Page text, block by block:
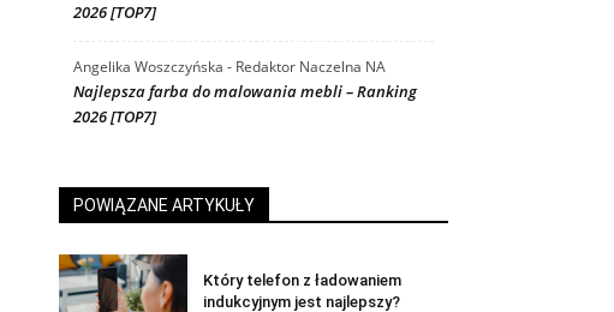
2026 [TOP7]
Angelika Woszczyńska - Redaktor Naczelna NA
Najlepsza farba do malowania mebli – Ranking
2026 [TOP7]
POWIĄZANE ARTYKUŁY
Który telefon z ładowaniem
indukcyjnym jest najlepszy?